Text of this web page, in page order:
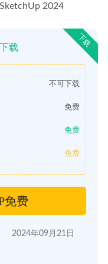
2024
下载
载
不可下载
免费
免费
免费
免费
2024年09月21日